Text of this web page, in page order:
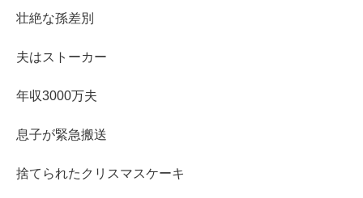
壮絶な孫差別
夫はストーカー
年収3000万夫
息子が緊急搬送
捨てられたクリスマスケーキ